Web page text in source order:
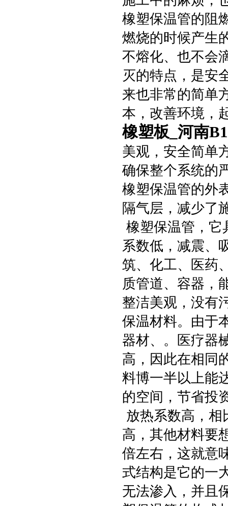
橡塑保温管的阻
燃烧的时候产生
不熔化、也不会
灭的特点，是安
来也非常的简单
本，改善环境，
橡塑板_河南
美观，安全简单
确保整个系统的
橡塑保温管的外
隔气层，减少了
橡塑保温管，它
系数低，减震、
筑、化工、医药
质管道、容器，
整洁美观，没有
保温材料。由于
器材、。医疗器
高，因此在相同
料博一半以上能
的空间，节省投
放热系数高，相
高，其他材料要
倍左右，这就意
式结构是它的一
无法渗入，并且